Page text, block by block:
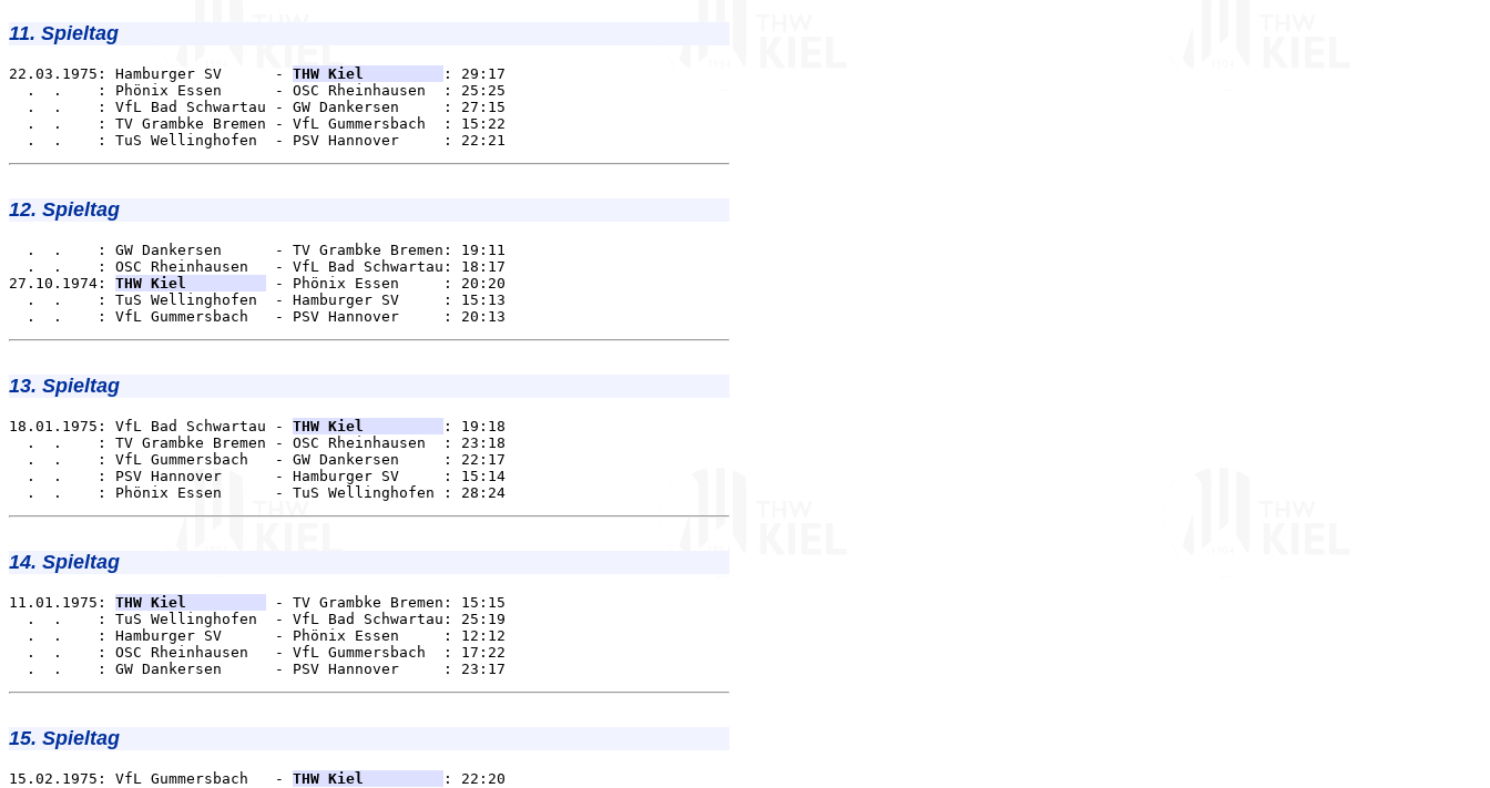
11. Spieltag
22.03.1975: Hamburger SV      - THW Kiel
: 29:17
  .  .    : Phönix Essen      - OSC Rheinhausen  : 25:25
  .  .    : VfL Bad Schwartau - GW Dankersen     : 27:15
  .  .    : TV Grambke Bremen - VfL Gummersbach  : 15:22
12. Spieltag
  .  .    : GW Dankersen      - TV Grambke Bremen: 19:11
  .  .    : OSC Rheinhausen   - VfL Bad Schwartau: 18:17
27.10.1974: THW Kiel
- Phönix Essen     : 20:20
  .  .    : TuS Wellinghofen  - Hamburger SV     : 15:13
13. Spieltag
18.01.1975: VfL Bad Schwartau - THW Kiel
: 19:18
  .  .    : TV Grambke Bremen - OSC Rheinhausen  : 23:18
  .  .    : VfL Gummersbach   - GW Dankersen     : 22:17
  .  .    : PSV Hannover      - Hamburger SV     : 15:14
14. Spieltag
11.01.1975: THW Kiel
- TV Grambke Bremen: 15:15
  .  .    : TuS Wellinghofen  - VfL Bad Schwartau: 25:19
  .  .    : Hamburger SV      - Phönix Essen     : 12:12
  .  .    : OSC Rheinhausen   - VfL Gummersbach  : 17:22
15. Spieltag
15.02.1975: VfL Gummersbach   - THW Kiel
: 22:20